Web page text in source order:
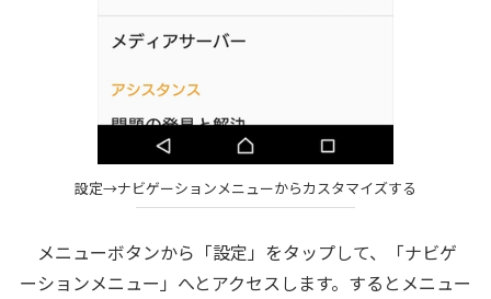
設定→ナビゲーションメニューからカスタマイズする
メニューボタンから「設定」をタップして、「ナビゲ
ーションメニュー」へとアクセスします。するとメニュー